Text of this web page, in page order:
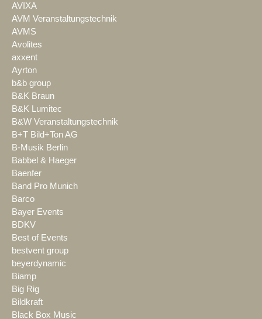
AVIXA
AVM Veranstaltungstechnik
AVMS
Avolites
axxent
Ayrton
b&b group
B&K Braun
B&K Lumitec
B&W Veranstaltungstechnik
B+T Bild+Ton AG
B-Musik Berlin
Babbel & Haeger
Baenfer
Band Pro Munich
Barco
Bayer Events
BDKV
Best of Events
bestvent group
beyerdynamic
Biamp
Big Rig
Bildkraft
Black Box Music